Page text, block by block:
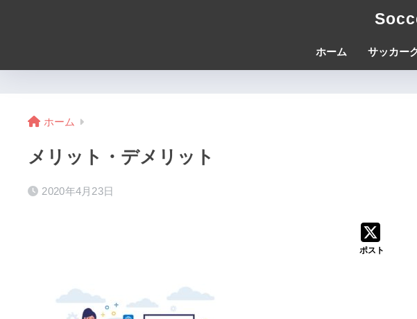
ホーム サッカー
ホーム
メリット・デメリット
2020年4月23日
ポスト